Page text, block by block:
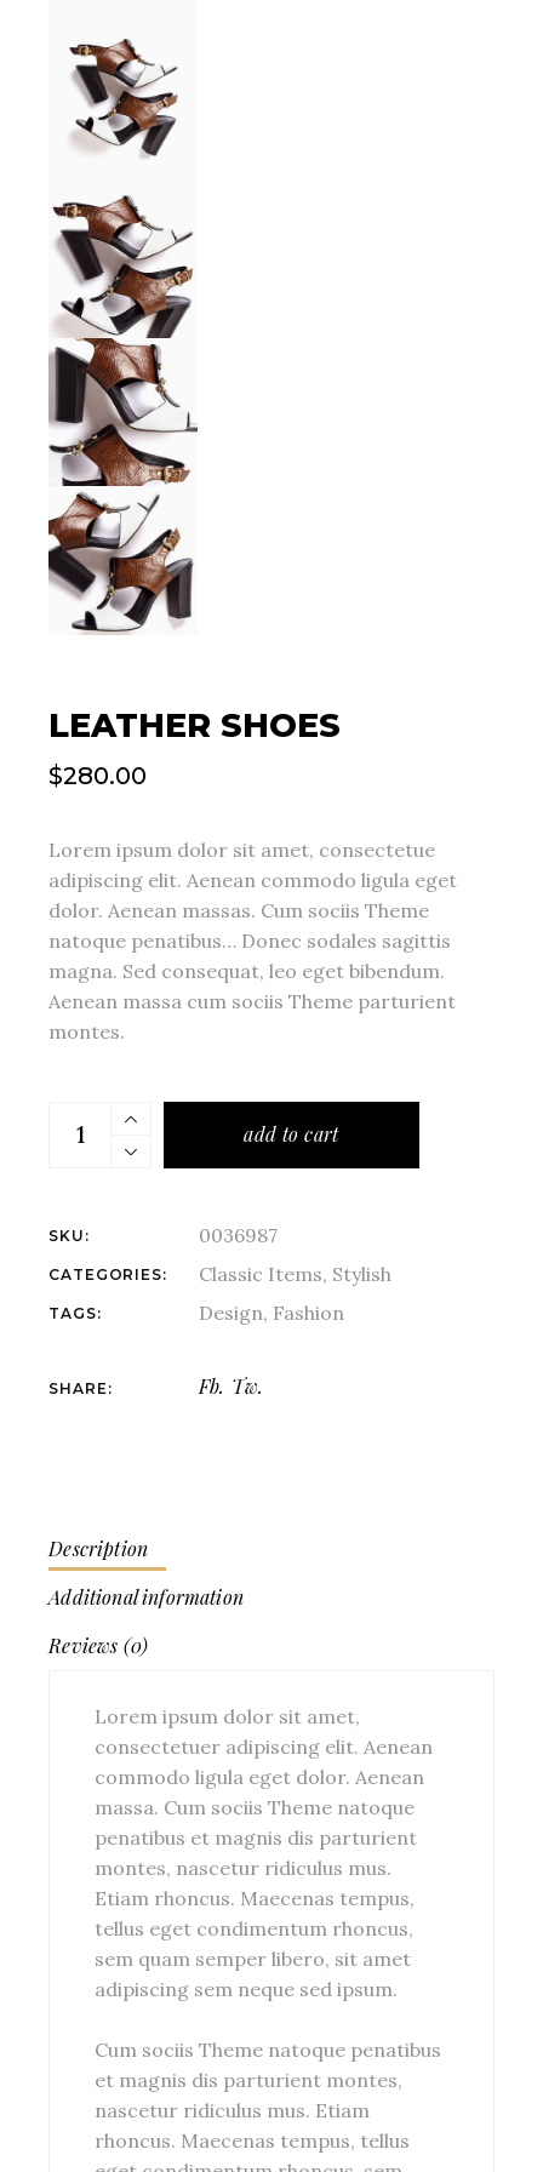
LEATHER SHOES
$280.00
Lorem ipsum dolor sit amet, consectetue
adipiscing elit. Aenean commodo ligula eget
dolor. Aenean massas. Cum sociis Theme
natoque penatibus… Donec sodales sagittis
magna. Sed consequat, leo eget bibendum.
Aenean massa cum sociis Theme parturient
montes.
add to cart
SKU: 0036987
CATEGORIES: Classic Items, Stylish
TAGS: Design, Fashion
SHARE: Fb. Tw.
Description
Additional information
Reviews (0)
Lorem ipsum dolor sit amet,
consectetuer adipiscing elit. Aenean
commodo ligula eget dolor. Aenean
massa. Cum sociis Theme natoque
penatibus et magnis dis parturient
montes, nascetur ridiculus mus.
Etiam rhoncus. Maecenas tempus,
tellus eget condimentum rhoncus,
sem quam semper libero, sit amet
adipiscing sem neque sed ipsum.
Cum sociis Theme natoque penatibus
et magnis dis parturient montes,
nascetur ridiculus mus. Etiam
rhoncus. Maecenas tempus, tellus